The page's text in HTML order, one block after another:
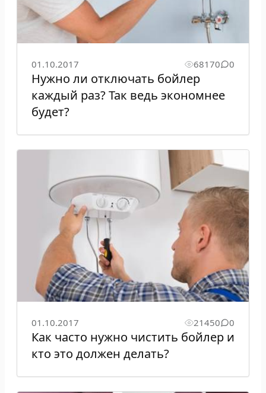
01.10.2017 68170 0
Нужно ли отключать бойлер
каждый раз? Так ведь экономнее
будет?
01.10.2017 21450 0
Как часто нужно чистить бойлер и
кто это должен делать?